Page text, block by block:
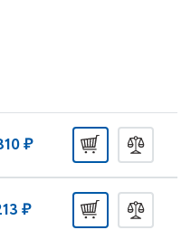
₽
₽